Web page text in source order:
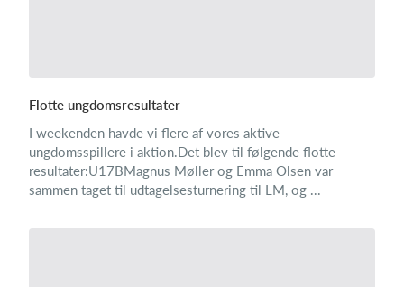
Flotte ungdomsresultater
I weekenden havde vi flere af vores aktive
ungdomsspillere i aktion.Det blev til følgende flotte
resultater:U17BMagnus Møller og Emma Olsen var
sammen taget til udtagelsesturnering til LM, og ...